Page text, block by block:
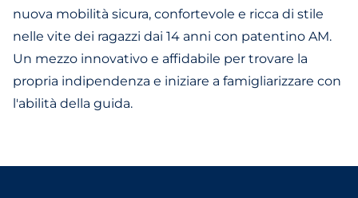
nuova mobilità sicura, confortevole e ricca di stile
nelle vite dei ragazzi dai 14 anni con patentino AM.
Un mezzo innovativo e affidabile per trovare la
propria indipendenza e iniziare a famigliarizzare con
l'abilità della guida.